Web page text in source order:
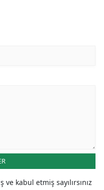
ve kabul etmiş sayılırsınız